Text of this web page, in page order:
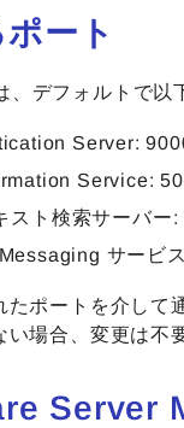
ート
、デフォルトで以
Server:
Service:
スト検索サーバー:
サービ
たポートを介して
場合、変更は不
Server